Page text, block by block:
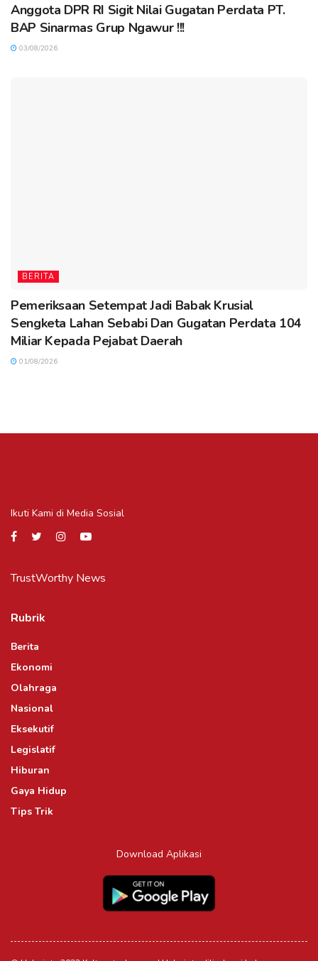
Anggota DPR RI Sigit Nilai Gugatan Perdata PT.
BAP Sinarmas Grup Ngawur !!!
03/08/2026
BERITA
Pemeriksaan Setempat Jadi Babak Krusial
Sengketa Lahan Sebabi Dan Gugatan Perdata 104
Miliar Kepada Pejabat Daerah
01/08/2026
Ikuti Kami di Media Sosial
TrustWorthy News
Rubrik
Berita
Ekonomi
Olahraga
Nasional
Eksekutif
Legislatif
Hiburan
Gaya Hidup
Tips Trik
Download Aplikasi